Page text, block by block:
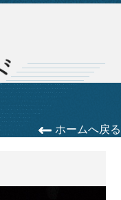
ホームへ戻る